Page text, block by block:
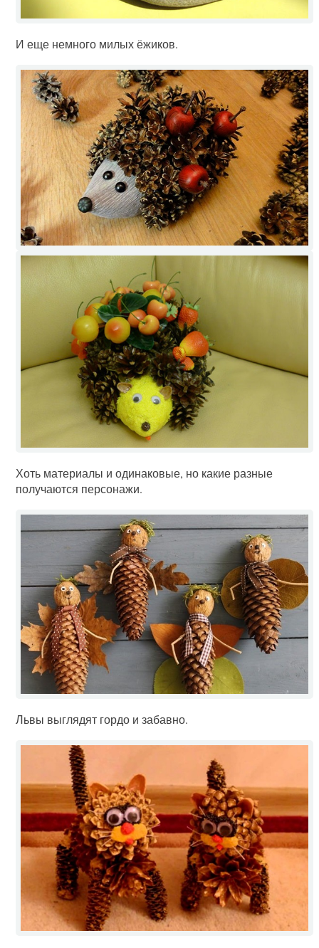
И еще немного милых ёжиков.
Хоть материалы и одинаковые, но какие разные
получаются персонажи.
Львы выглядят гордо и забавно.